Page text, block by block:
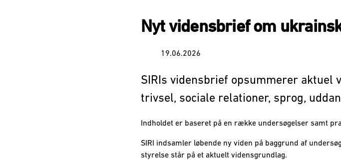
Nyt vidensbrief om
19.06.2026
SIRIs vidensbrief opsummerer aktuel
trivsel, sociale relationer, sprog,
Indholdet er baseret på en række undersøgelser samt
SIRI indsamler løbende ny viden på baggrund af
styrelse står på et aktuelt vidensgrundlag.